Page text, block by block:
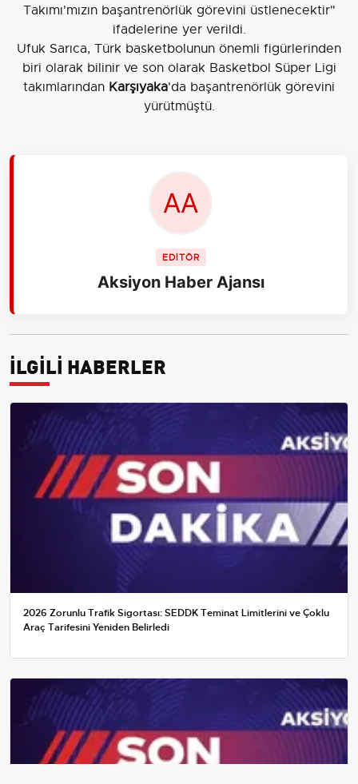
Takımı'mızın başantrenörlük görevini üstlenecektir"
ifadelerine yer verildi.
Ufuk Sarıca, Türk basketbolunun önemli figürlerinden
biri olarak bilinir ve son olarak Basketbol Süper Ligi
takımlarından Karşıyaka'da başantrenörlük görevini
yürütmüştü.
EDİTÖR
Aksiyon Haber Ajansı
İLGİLİ HABERLER
2026 Zorunlu Trafik Sigortası: SEDDK Teminat Limitlerini ve Çoklu
Araç Tarifesini Yeniden Belirledi